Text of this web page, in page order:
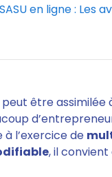
en ligne : Les
peut être assimilée
l’exercice de
, il convient